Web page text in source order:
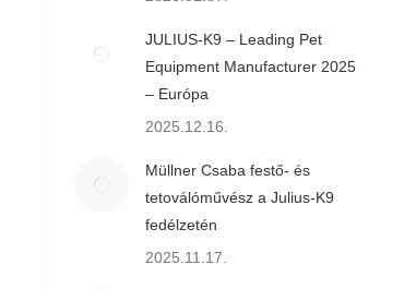
JULIUS-K9 – Leading Pet
Equipment Manufacturer 2025
– Európa
2025.12.16.
Müllner Csaba festő- és
tetoválóművész a Julius-K9
fedélzetén
2025.11.17.